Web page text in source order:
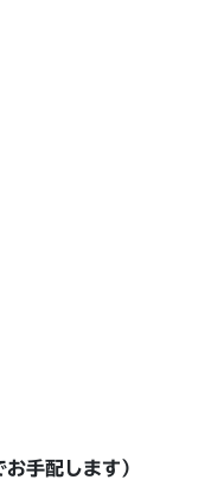
手配します）